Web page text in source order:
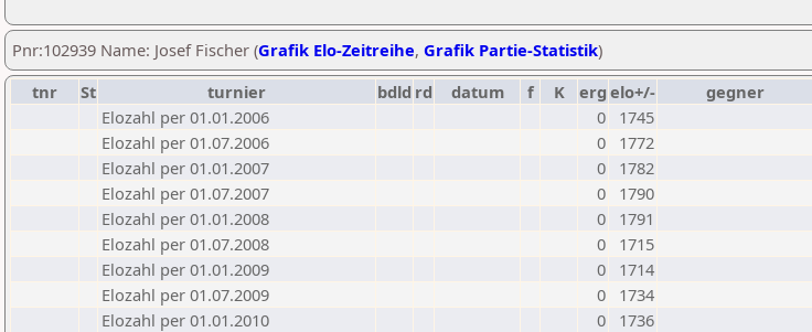
Pnr:102939 Name: Josef Fischer (Grafik Elo-Zeitreihe, Grafik Partie-Statistik)
tnr
St turnier bdld rd datum f K erg elo+/- gegner
Elozahl per 01.01.2006
0
1745
Elozahl per 01.07.2006
0
1772
Elozahl per 01.01.2007
0
1782
Elozahl per 01.07.2007
0
1790
Elozahl per 01.01.2008
0
1791
Elozahl per 01.07.2008
0
1715
Elozahl per 01.01.2009
0
1714
Elozahl per 01.07.2009
0
1734
Elozahl per 01.01.2010
0
1736